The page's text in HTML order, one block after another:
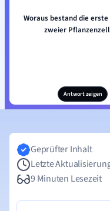
Woraus bestand die
zweier
Antwort zeigen
Geprüfter Inhalt
Letzte
9 Minuten Lesezeit